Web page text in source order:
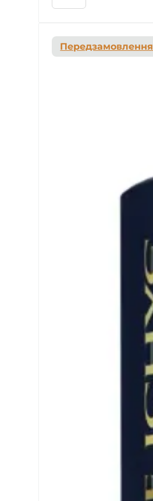
Передзамовлення